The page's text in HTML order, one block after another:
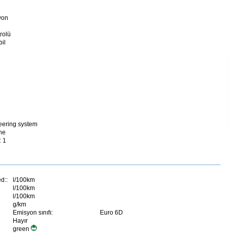
system
1
l/100km
l/100km
l/100km
g/km
Emisyon sınıfı:
Euro 6D
Hayır
green